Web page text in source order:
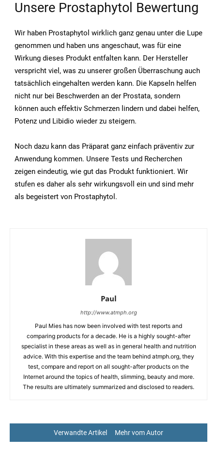
Unsere Prostaphytol Bewertung
Wir haben Prostaphytol wirklich ganz genau unter die Lupe
genommen und haben uns angeschaut, was für eine
Wirkung dieses Produkt entfalten kann. Der Hersteller
verspricht viel, was zu unserer großen Überraschung auch
tatsächlich eingehalten werden kann. Die Kapseln helfen
nicht nur bei Beschwerden an der Prostata, sondern
können auch effektiv Schmerzen lindern und dabei helfen,
Potenz und Libidio wieder zu steigern.
Noch dazu kann das Präparat ganz einfach präventiv zur
Anwendung kommen. Unsere Tests und Recherchen
zeigen eindeutig, wie gut das Produkt funktioniert. Wir
stufen es daher als sehr wirkungsvoll ein und sind mehr
als begeistert von Prostaphytol.
Paul
http://www.atmph.org
Paul Mies has now been involved with test reports and
comparing products for a decade. He is a highly sought-after
specialist in these areas as well as in general health and nutrition
advice. With this expertise and the team behind atmph.org, they
test, compare and report on all sought-after products on the
Internet around the topics of health, slimming, beauty and more.
The results are ultimately summarized and disclosed to readers.
Verwandte Artikel Mehr vom Autor